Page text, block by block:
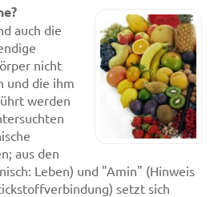
auch die
nicht
und die ihm
werden
aus den
Leben) und "Amin" (Hinweis
setzt sich